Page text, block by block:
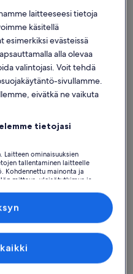
museorautatieasema
kohteen Mariefredin
tarjoavat sinulle ja
parhaat mukavuudet,
allas. Mitä tahansa sitten
joka täyttää kaikkien
tai savuttomia
asuntoja hae mökkejä
laitteeseesi tietoja
käsitellä
esimerkiksi evästeissä
alla olevaa
valintojasi. Voit tehdä
sivullamme.
eivätkä ne vaikuta
tietojasi
ominaisuuksien
tallentaminen laitteelle
Kohdennettu mainonta ja
mittaus, yleisötutkimus ja